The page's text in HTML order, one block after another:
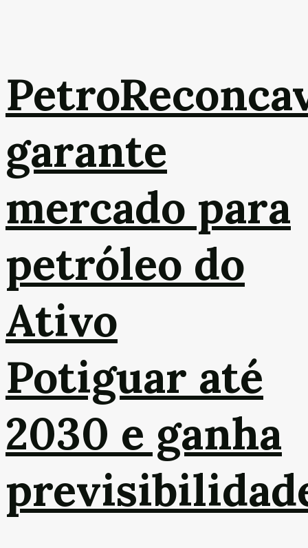
garante
mercado para
petróleo do
Ativo
Potiguar até
2030 e ganha